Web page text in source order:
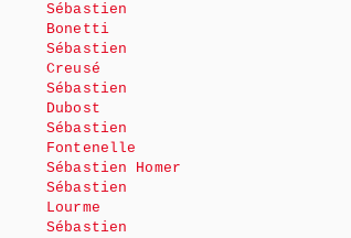
Sébastien
Bonetti
Sébastien
Creusé
Sébastien
Dubost
Sébastien
Fontenelle
Sébastien Homer
Sébastien
Lourme
Sébastien